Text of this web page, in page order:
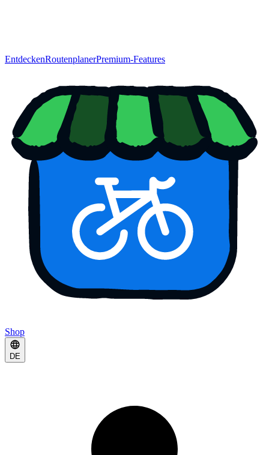
EntdeckenRoutenplanerPremium-Features
Shop
DE